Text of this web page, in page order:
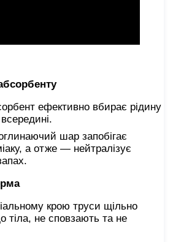
ефективно вбирає рідину
шар запобігає
а отже — нейтралізує
крою труси щільно
тіла, не сповзають та не